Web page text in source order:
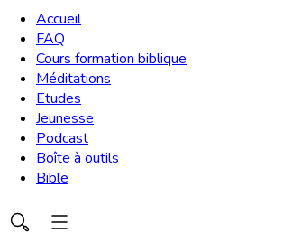
Accueil
FAQ
Cours formation biblique
Méditations
Etudes
Jeunesse
Podcast
Boîte à outils
Bible